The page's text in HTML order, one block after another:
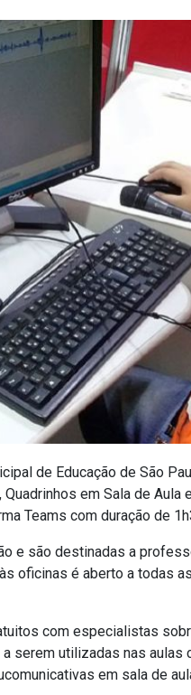
de Educação de São
em Sala de Aula
Teams com duração de
e são destinadas a
oficinas é aberto a todas
com especialistas
serem utilizadas nas aulas
em sala de